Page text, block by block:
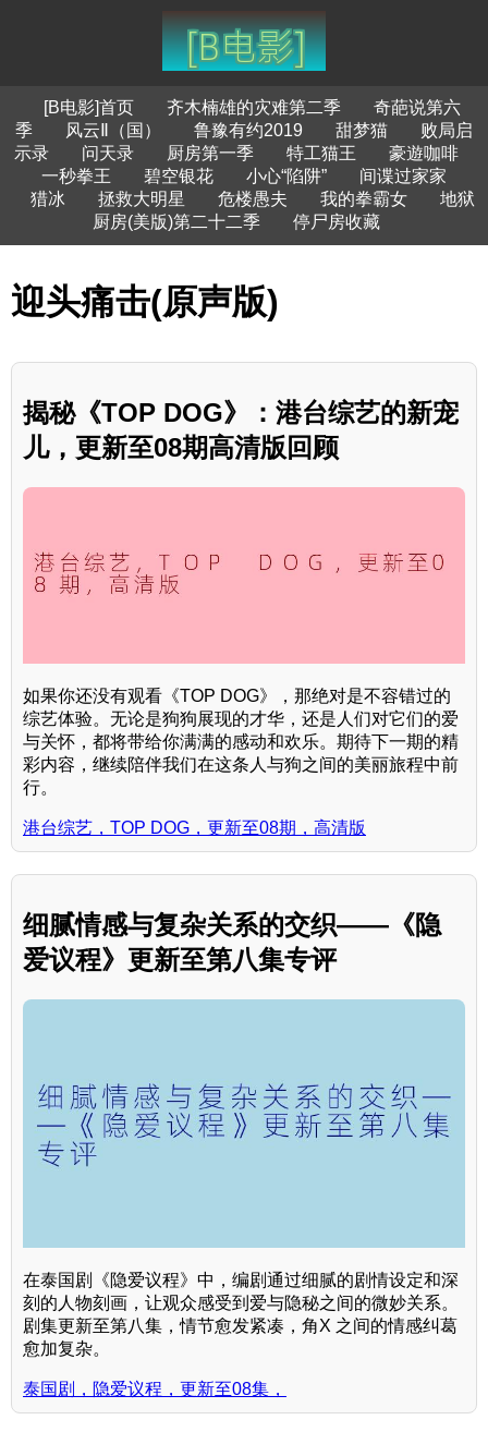
[B电影]首页 齐木楠雄的灾难第二季
奇葩说第六
季
风云Ⅱ（国） 鲁豫有约2019 甜梦猫
败局启
示录
问天录 厨房第一季 特工猫王
豪遊咖啡
一秒拳王
碧空银花 小心“陷阱”
间谍过家家
猎冰
拯救大明星 危楼愚夫 我的拳霸女
地狱
厨房(美版)第二十二季
停尸房收藏
迎头痛击(原声版)
揭秘《TOP DOG》：港台综艺的新宠
儿，更新至08期高清版回顾
如果你还没有观看《TOP DOG》，那绝对是不容错过的
综艺体验。无论是狗狗展现的才华，还是人们对它们的爱
与关怀，都将带给你满满的感动和欢乐。期待下一期的精
彩内容，继续陪伴我们在这条人与狗之间的美丽旅程中前
行。
港台综艺，TOP DOG，更新至08期，高清版
细腻情感与复杂关系的交织——《隐
爱议程》更新至第八集专评
在泰国剧《隐爱议程》中，编剧通过细腻的剧情设定和深
刻的人物刻画，让观众感受到爱与隐秘之间的微妙关系。
剧集更新至第八集，情节愈发紧凑，角X 之间的情感纠葛
愈加复杂。
泰国剧，隐爱议程，更新至08集，